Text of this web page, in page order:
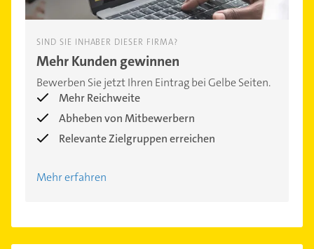
SIND SIE INHABER DIESER FIRMA?
Mehr Kunden gewinnen
Bewerben Sie jetzt Ihren Eintrag bei Gelbe Seiten.
Mehr Reichweite
Abheben von Mitbewerbern
Relevante Zielgruppen erreichen
Mehr erfahren